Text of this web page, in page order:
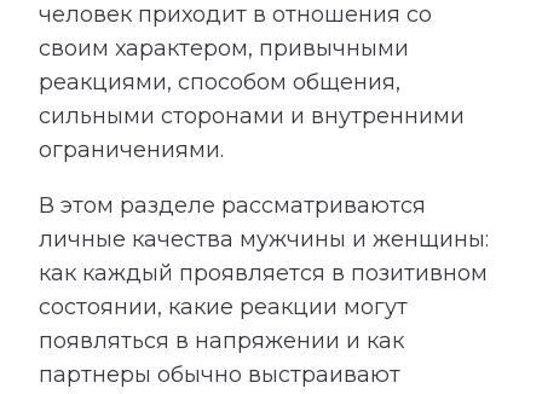
человек приходит в отношения со
своим характером, привычными
реакциями, способом общения,
сильными сторонами и внутренними
ограничениями.
В этом разделе рассматриваются
личные качества мужчины и женщины:
как каждый проявляется в позитивном
состоянии, какие реакции могут
появляться в напряжении и как
партнеры обычно выстраивают